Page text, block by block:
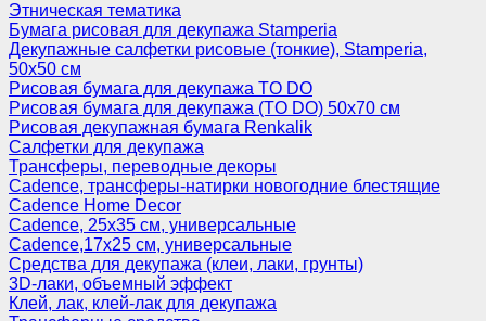
Этническая тематика
Бумага рисовая для декупажа Stamperia
Декупажные салфетки рисовые (тонкие), Stamperia,
50х50 см
Рисовая бумага для декупажа TO DO
Рисовая бумага для декупажа (TO DO) 50х70 см
Рисовая декупажная бумага Renkalik
Салфетки для декупажа
Трансферы, переводные декоры
Cadence, трансферы-натирки новогодние блестящие
Cadence Home Decor
Cadence, 25х35 см, универсальные
Cadence,17х25 см, универсальные
Средства для декупажа (клеи, лаки, грунты)
3D-лаки, объемный эффект
Клей, лак, клей-лак для декупажа